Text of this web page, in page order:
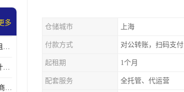
多
玩具类短租仓库出租价格 租期灵活 智能电商配套
净化器类临时仓库出租 设计简单 电商仓储物流战略合作
云仓仓储公司 面积灵活 电商仓储物流战略合作
仓储城市 上海
付款方式 对公转账，扫码支付
起租期 1个月
配套服务 全托管、代运营